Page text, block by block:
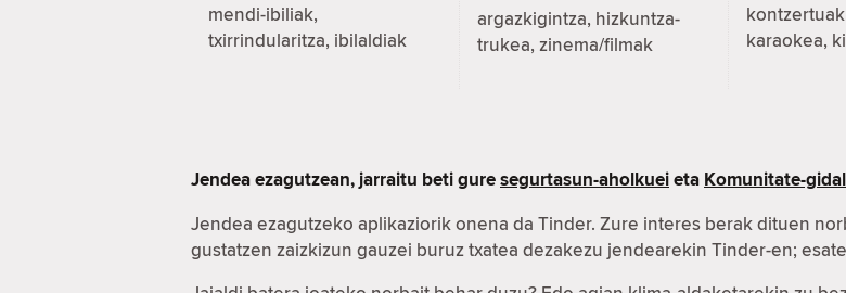
mendi-ibiliak,
txirrindularitza, ibilaldiak
argazkigintza, hizkuntza-
trukea, zinema/filmak
karaokea,
Jendea ezagutzean, jarraitu beti guresegurtasun-aholkueieta Komunitate-
Jendea ezagutzeko aplikaziorik onena da Tinder. Zure interes berak dituen
gustatzen zaizkizun gauzei buruz txatea dezakezu jendearekin Tinder-en;